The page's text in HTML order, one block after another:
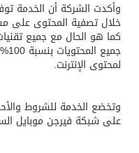
وأكدت الشركة أن الخدمة
خلال تصفية المحتوى على
كما هو الحال مع جميع
لمحتوى الإنترنت.
وتخضع الخدمة للشروط
على شبكة فيرجن موبايل